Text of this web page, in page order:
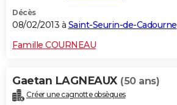
Décès
08/02/2013 à Saint-Seurin-de-Cadourne
Famille COURNEAU
Gaetan LAGNEAUX (50 ans)
Créer une cagnotte obsèques